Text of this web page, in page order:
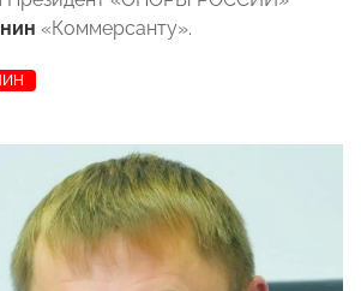
«Коммерсанту».